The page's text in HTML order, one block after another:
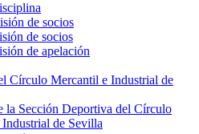
de socios
de socios
de apelación
Círculo Mercantil e Industrial de
la Sección Deportiva del Círculo
de Sevilla